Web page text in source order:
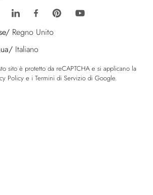
Regno Unito
Italiano
sito è protetto da reCAPTCHA e si applicano la
Policy e i Termini di Servizio di Google.